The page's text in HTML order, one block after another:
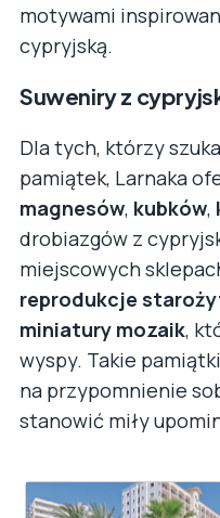
motywami
cypryjską.
Suweniry z
Dla tych, którzy
pamiątek, Larnaka
magnesów, kubków,
drobiazgów z
miejscowych
reprodukcje
miniatury mozaik,
wyspy. Takie
na przypomnienie
stanowić miły